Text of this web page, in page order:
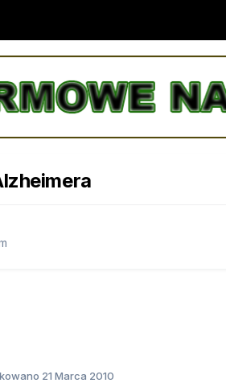
21 Marca 2010